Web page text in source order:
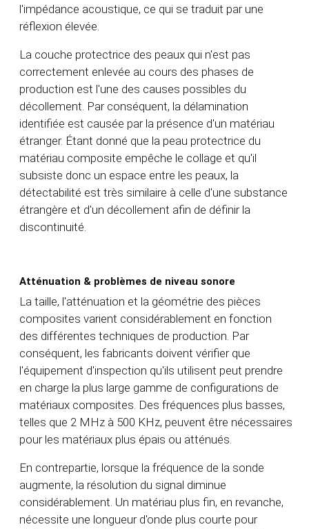
l'impédance acoustique, ce qui se traduit par une
réflexion élevée.
La couche protectrice des peaux qui n'est pas
correctement enlevée au cours des phases de
production est l'une des causes possibles du
décollement. Par conséquent, la délamination
identifiée est causée par la présence d'un matériau
étranger. Étant donné que la peau protectrice du
matériau composite empêche le collage et qu'il
subsiste donc un espace entre les peaux, la
détectabilité est très similaire à celle d'une substance
étrangère et d'un décollement afin de définir la
discontinuité.
Atténuation & problèmes de niveau sonore
La taille, l'atténuation et la géométrie des pièces
composites varient considérablement en fonction
des différentes techniques de production. Par
conséquent, les fabricants doivent vérifier que
l'équipement d'inspection qu'ils utilisent peut prendre
en charge la plus large gamme de configurations de
matériaux composites. Des fréquences plus basses,
telles que 2 MHz à 500 KHz, peuvent être nécessaires
pour les matériaux plus épais ou atténués.
En contrepartie, lorsque la fréquence de la sonde
augmente, la résolution du signal diminue
considérablement. Un matériau plus fin, en revanche,
nécessite une longueur d'onde plus courte pour